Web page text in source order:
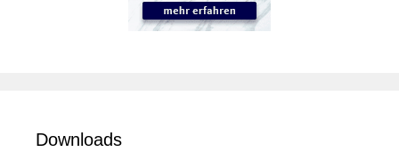
Downloads